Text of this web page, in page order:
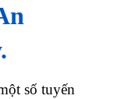
số tuyến